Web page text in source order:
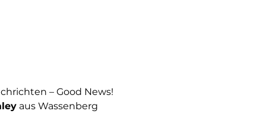
– Good News!
aus Wassenberg